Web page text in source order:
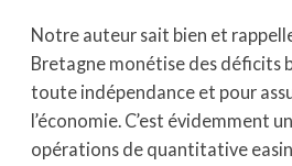
Notre auteur sait bien et
Bretagne monétise des déficits
toute indépendance et pour
l’économie. C’est évidemment
opérations de quantitative